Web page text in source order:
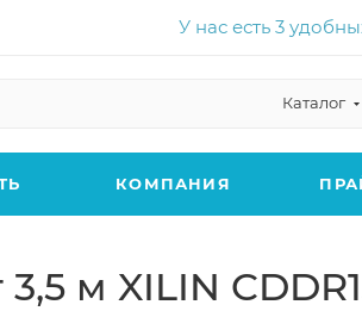
У нас есть 3
Каталог
КОМПАНИЯ
м XILIN